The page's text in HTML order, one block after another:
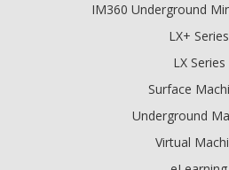
IM360 Underground
LX+ Series
LX Series
Surface
Underground
Virtual